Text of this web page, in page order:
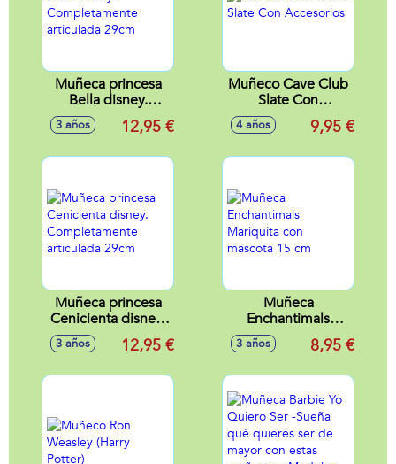
Muñeca princesa
Bella disney.
Completamente
articulada 29cm
3 años 12,95 €
Muñeco Cave Club
Slate Con
Accesorios
4 años 9,95 €
Muñeca princesa
Cenicienta disney.
Completamente
articulada 29cm
3 años 12,95 €
Muñeca
Enchantimals
Mariquita con
mascota 15 cm
3 años 8,95 €